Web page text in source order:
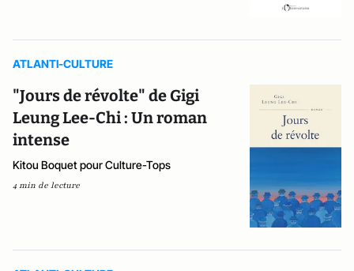
ATLANTI-CULTURE
"Jours de révolte" de Gigi
Leung Lee-Chi : Un roman
intense
Kitou Boquet pour Culture-Tops
4 min de lecture